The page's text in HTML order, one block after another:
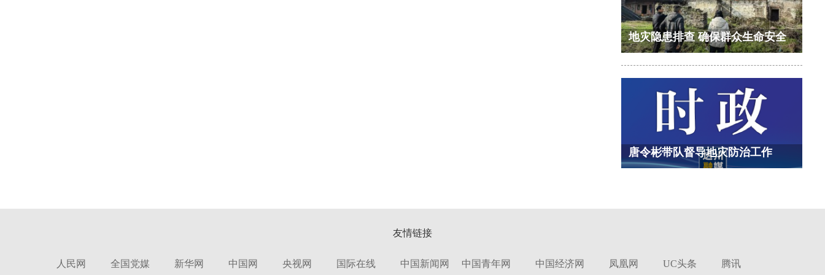
地灾隐患排查 确保群众生命安全
唐令彬带队督导地灾防治工作
友情链接
人民网 全国党媒 新华网 中国网 央视网 国际在线 中国新闻网 中国青年网 中国经济网 凤凰网 UC头条 腾讯